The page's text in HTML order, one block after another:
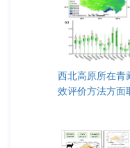
西北高原所在青
效评价方法方面